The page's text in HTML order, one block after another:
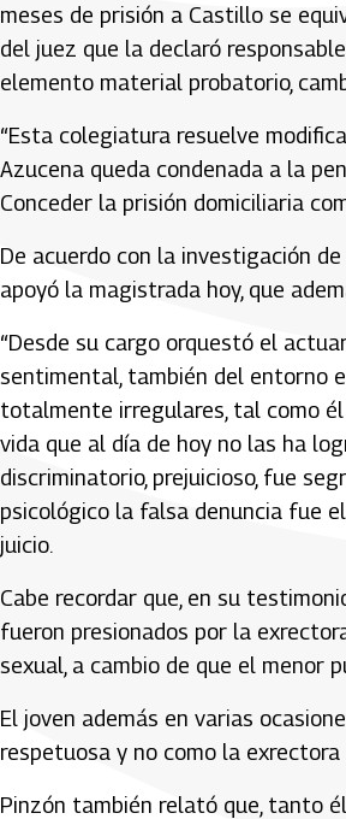
meses de prisión a Castillo se
del juez que la declaró
elemento material probatorio,
“Esta colegiatura resuelve
Azucena queda condenada a la
Conceder la prisión domiciliaria
De acuerdo con la investigación
apoyó la magistrada hoy, que
“Desde su cargo orquestó el
sentimental, también del entorno
totalmente irregulares, tal como
vida que al día de hoy no las ha
discriminatorio, prejuicioso, fue
psicológico la falsa denuncia fue
juicio.
Cabe recordar que, en su
fueron presionados por la
sexual, a cambio de que el menor
El joven además en varias
respetuosa y no como la
Pinzón también relató que, tanto